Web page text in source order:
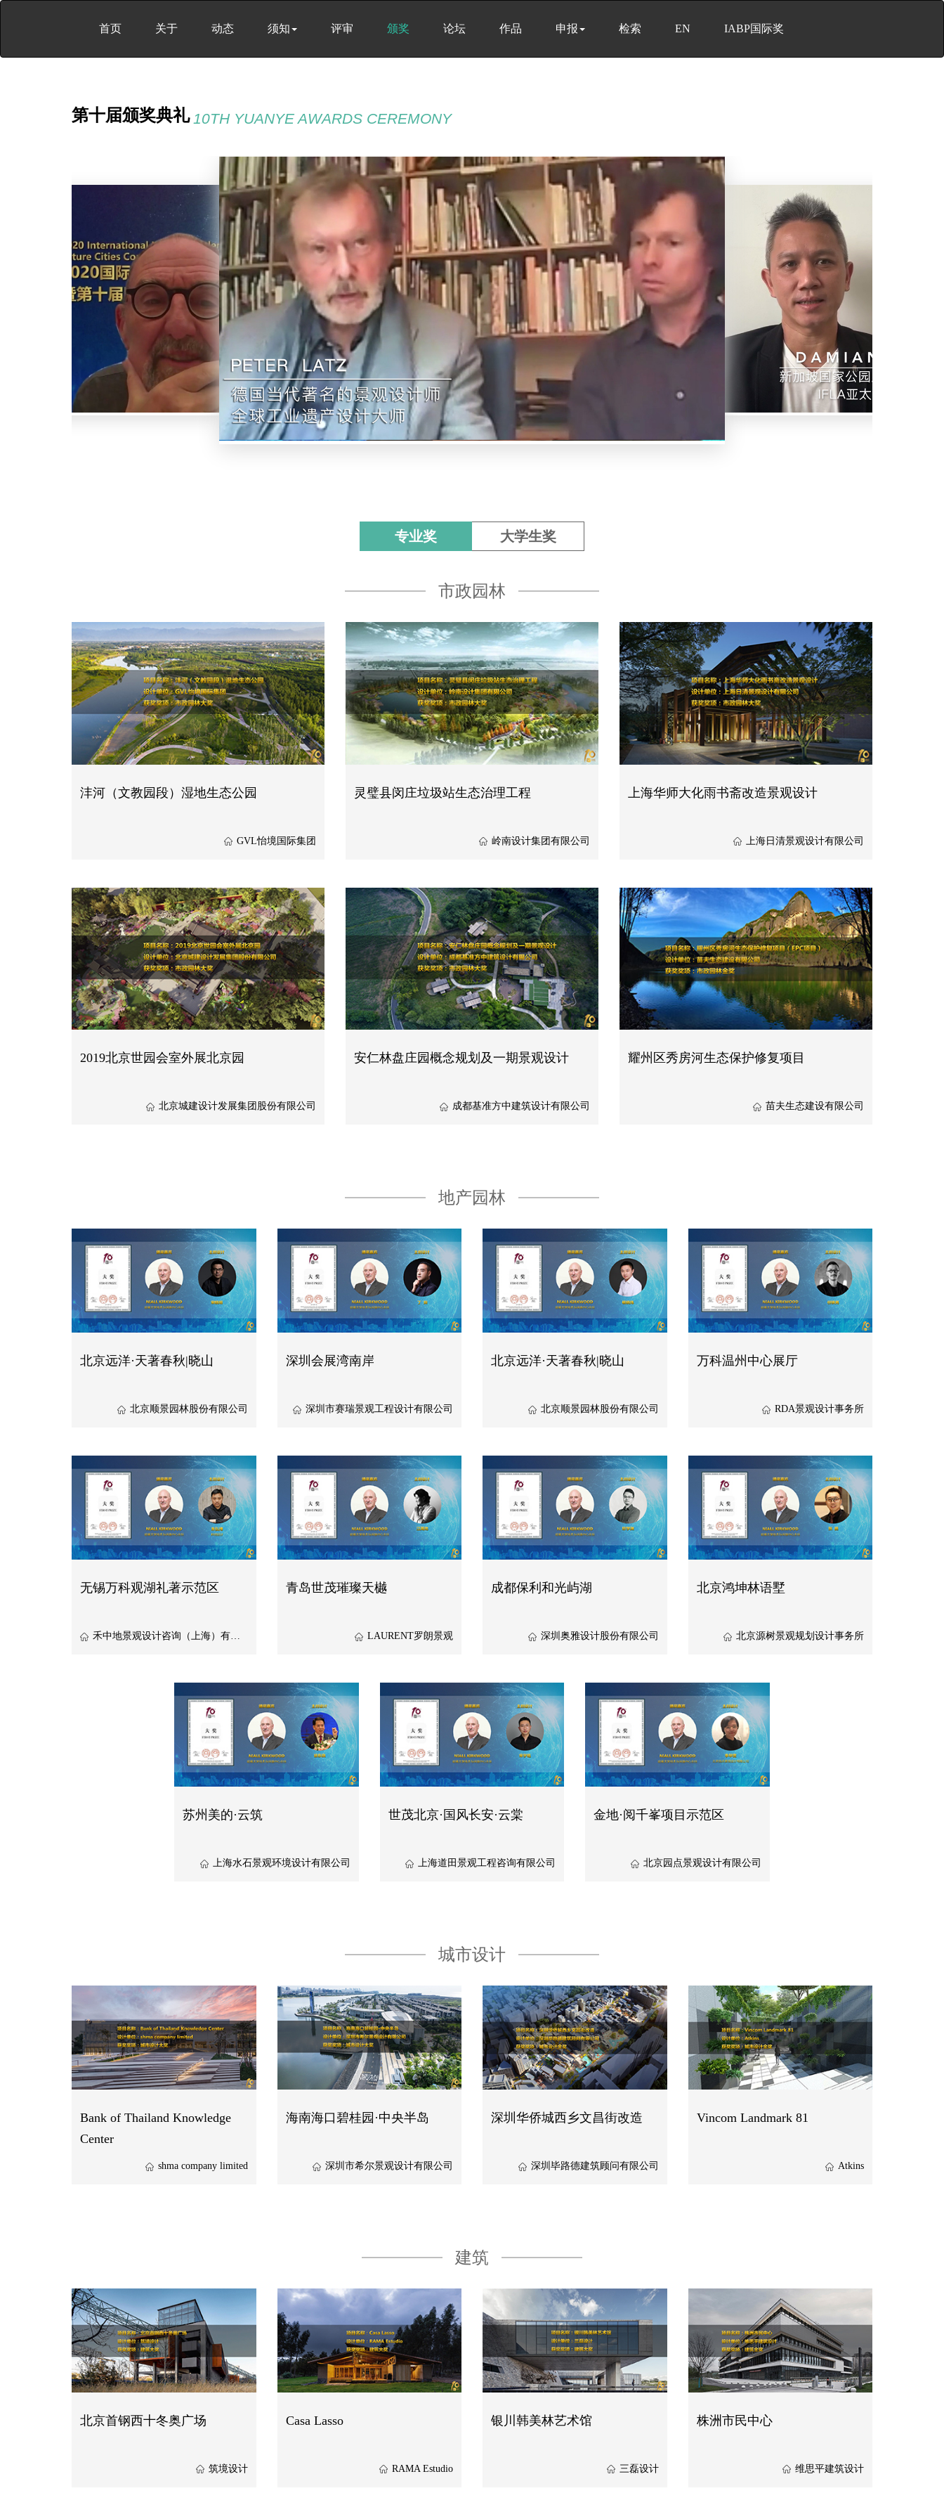
首页 关于 动态 须知 评审 颁奖 论坛 作品 申报 检索 EN IABP国际奖
第十届颁奖典礼 10TH YUANYE AWARDS CEREMONY
专业奖 大学生奖
市政园林
沣河（文教园段）湿地生态公园
GVL怡境国际集团
灵璧县闵庄垃圾站生态治理工程
岭南设计集团有限公司
上海华师大化雨书斋改造景观设计
上海日清景观设计有限公司
2019北京世园会室外展北京园
北京城建设计发展集团股份有限公司
安仁林盘庄园概念规划及一期景观设计
成都基准方中建筑设计有限公司
耀州区秀房河生态保护修复项目
苗夫生态建设有限公司
地产园林
北京远洋·天著春秋|晓山
北京顺景园林股份有限公司
深圳会展湾南岸
深圳市赛瑞景观工程设计有限公司
北京远洋·天著春秋|晓山
北京顺景园林股份有限公司
万科温州中心展厅
RDA景观设计事务所
无锡万科观湖礼著示范区
禾中地景观设计咨询（上海）有限公司
青岛世茂璀璨天樾
LAURENT罗朗景观
成都保利和光屿湖
深圳奥雅设计股份有限公司
北京鸿坤林语墅
北京源树景观规划设计事务所
苏州美的·云筑
上海水石景观环境设计有限公司
世茂北京·国风长安·云棠
上海道田景观工程咨询有限公司
金地·阅千峯项目示范区
北京园点景观设计有限公司
城市设计
Bank of Thailand Knowledge
Center
shma company limited
海南海口碧桂园·中央半岛
深圳市希尔景观设计有限公司
深圳华侨城西乡文昌街改造
深圳毕路德建筑顾问有限公司
Vincom Landmark 81
Atkins
建筑
北京首钢西十冬奥广场
筑境设计
Casa Lasso
RAMA Estudio
银川韩美林艺术馆
三磊设计
株洲市民中心
维思平建筑设计